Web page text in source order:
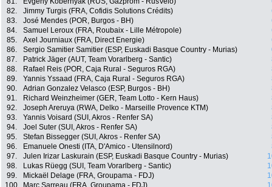
82.
Jimmy Turgis (FRA, Cofidis Solutions Crédits)
83.
José Mendes (POR, Burgos - BH)
84.
Samuel Leroux (FRA, Roubaix - Lille Métropole)
85.
Axel Journiaux (FRA, Direct Energie)
86.
Sergio Samitier Samitier (ESP, Euskadi Basque Country - Murias)
87.
Patrick Jäger (AUT, Team Vorarlberg - Santic)
88.
Rafael Reis (POR, Caja Rural - Seguros RGA)
89.
Yannis Yssaad (FRA, Caja Rural - Seguros RGA)
90.
Adrian Gonzalez Velasco (ESP, Burgos - BH)
91.
Richard Weinzheimer (GER, Team Lotto - Kern Haus)
92.
Joseph Areruya (RWA, Delko - Marseille Provence KTM)
93.
Yannis Voisard (SUI, Akros - Renfer SA)
94.
Joel Suter (SUI, Akros - Renfer SA)
95.
Stefan Bissegger (SUI, Akros - Renfer SA)
96.
Emanuele Onesti (ITA, D'Amico - Utensilnord)
97.
Julen Irizar Laskurain (ESP, Euskadi Basque Country - Murias)
98.
Lukas Rüegg (SUI, Team Vorarlberg - Santic)
99.
Mickaël Delage (FRA, Groupama - FDJ)